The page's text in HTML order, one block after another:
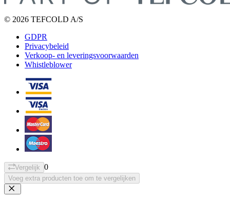
© 2026 TEFCOLD A/S
GDPR
Privacybeleid
Verkoop- en leveringsvoorwaarden
Whistleblower
Vergelijk 0
Voeg extra producten toe om te vergelijken